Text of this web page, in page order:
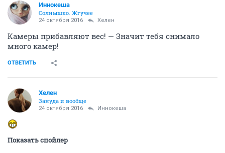
Иннокеша
Солнышко. Жгучее
24 октября 2016 Хелен
Камеры прибавляют вес! — Значит тебя снимало
много камер!
ОТВЕТИТЬ
Хелен
Зануда и вообще
24 октября 2016 Иннокеша
Показать спойлер